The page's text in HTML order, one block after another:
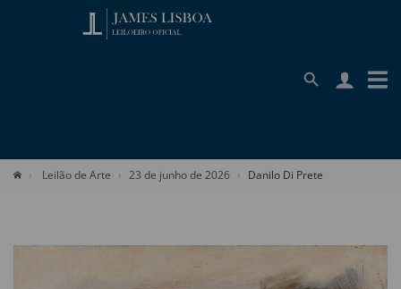
Leilão de Arte 23 de junho de 2026 Danilo Di Prete